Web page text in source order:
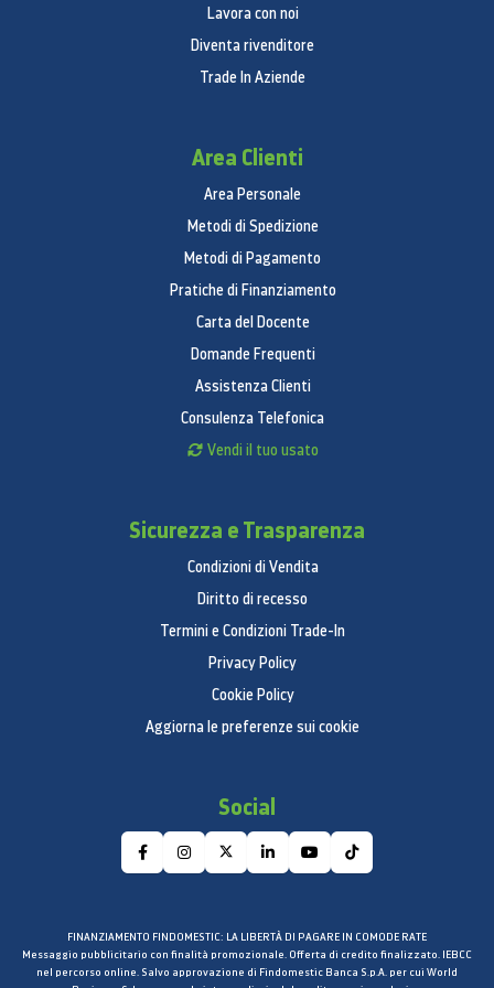
Lavora con noi
Diventa rivenditore
Trade In Aziende
Area Clienti
Area Personale
Metodi di Spedizione
Metodi di Pagamento
Pratiche di Finanziamento
Carta del Docente
Domande Frequenti
Assistenza Clienti
Consulenza Telefonica
Vendi il tuo usato
Sicurezza e Trasparenza
Condizioni di Vendita
Diritto di recesso
Termini e Condizioni Trade-In
Privacy Policy
Cookie Policy
Aggiorna le preferenze sui cookie
Social
FINANZIAMENTO FINDOMESTIC: LA LIBERTÀ DI PAGARE IN COMODE RATE
Messaggio pubblicitario con finalità promozionale. Offerta di credito finalizzato. IEBCC
nel percorso online. Salvo approvazione di Findomestic Banca S.p.A. per cui World